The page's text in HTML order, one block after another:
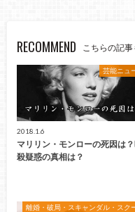
RECOMMEND こちらの記事
芸能ニュ
2018.1.6
マリリン・モンローの死因は
殺疑惑の真相は？
離婚・破局・スキャンダル・スク